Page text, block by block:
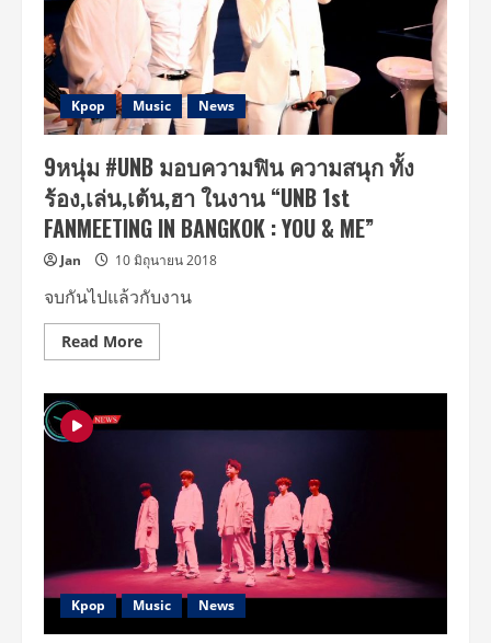
Kpop Music News
9หนุ่ม #UNB มอบความฟิน ความสนุก ทั้ง
ร้อง,เล่น,เต้น,ฮา ในงาน “UNB 1st
FANMEETING IN BANGKOK : YOU & ME”
Jan 10 มิถุนายน 2018
จบกันไปแล้วกับงาน
Read MoreRead
more
ความ
สนุก
ทั้ง
ร้อง,เล่น,เต้น,ฮา
ใน
งาน
“UNB
1st
FANMEETING
IN
BANGKOK
:
Kpop Music News